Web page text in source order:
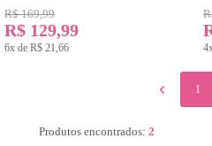
R$ 169,99
R$ 129,99
6x de R$ 21,66
1
Produtos encontrados: 2